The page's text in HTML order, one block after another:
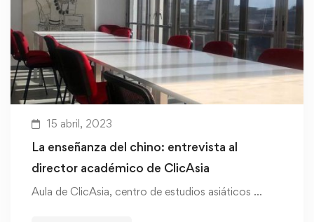
15 abril, 2023
La enseñanza del chino: entrevista al
director académico de ClicAsia
Aula de ClicAsia, centro de estudios asiáticos …